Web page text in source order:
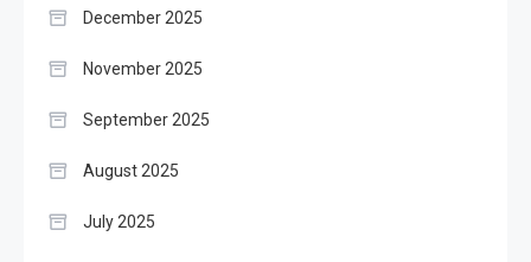
December 2025
November 2025
September 2025
August 2025
July 2025